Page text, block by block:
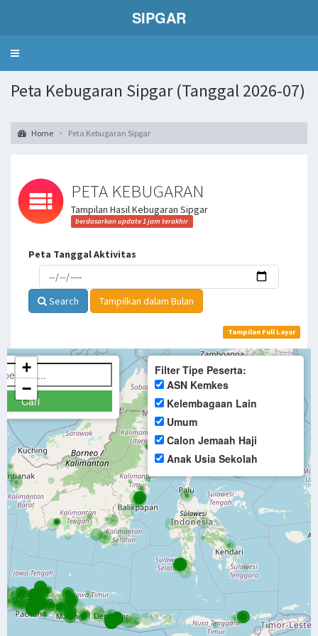
SIPGAR
Toggle
Peta Kebugaran Sipgar (Tanggal 2026-07)
Home Peta Kebugaran Sipgar
PETA KEBUGARAN
Tampilan Hasil Kebugaran Sipgar
berdasarkan update 1 jam terakhir
Peta Tanggal Aktivitas
Search Tampilkan dalam Bulan
Tampilan Full Layar